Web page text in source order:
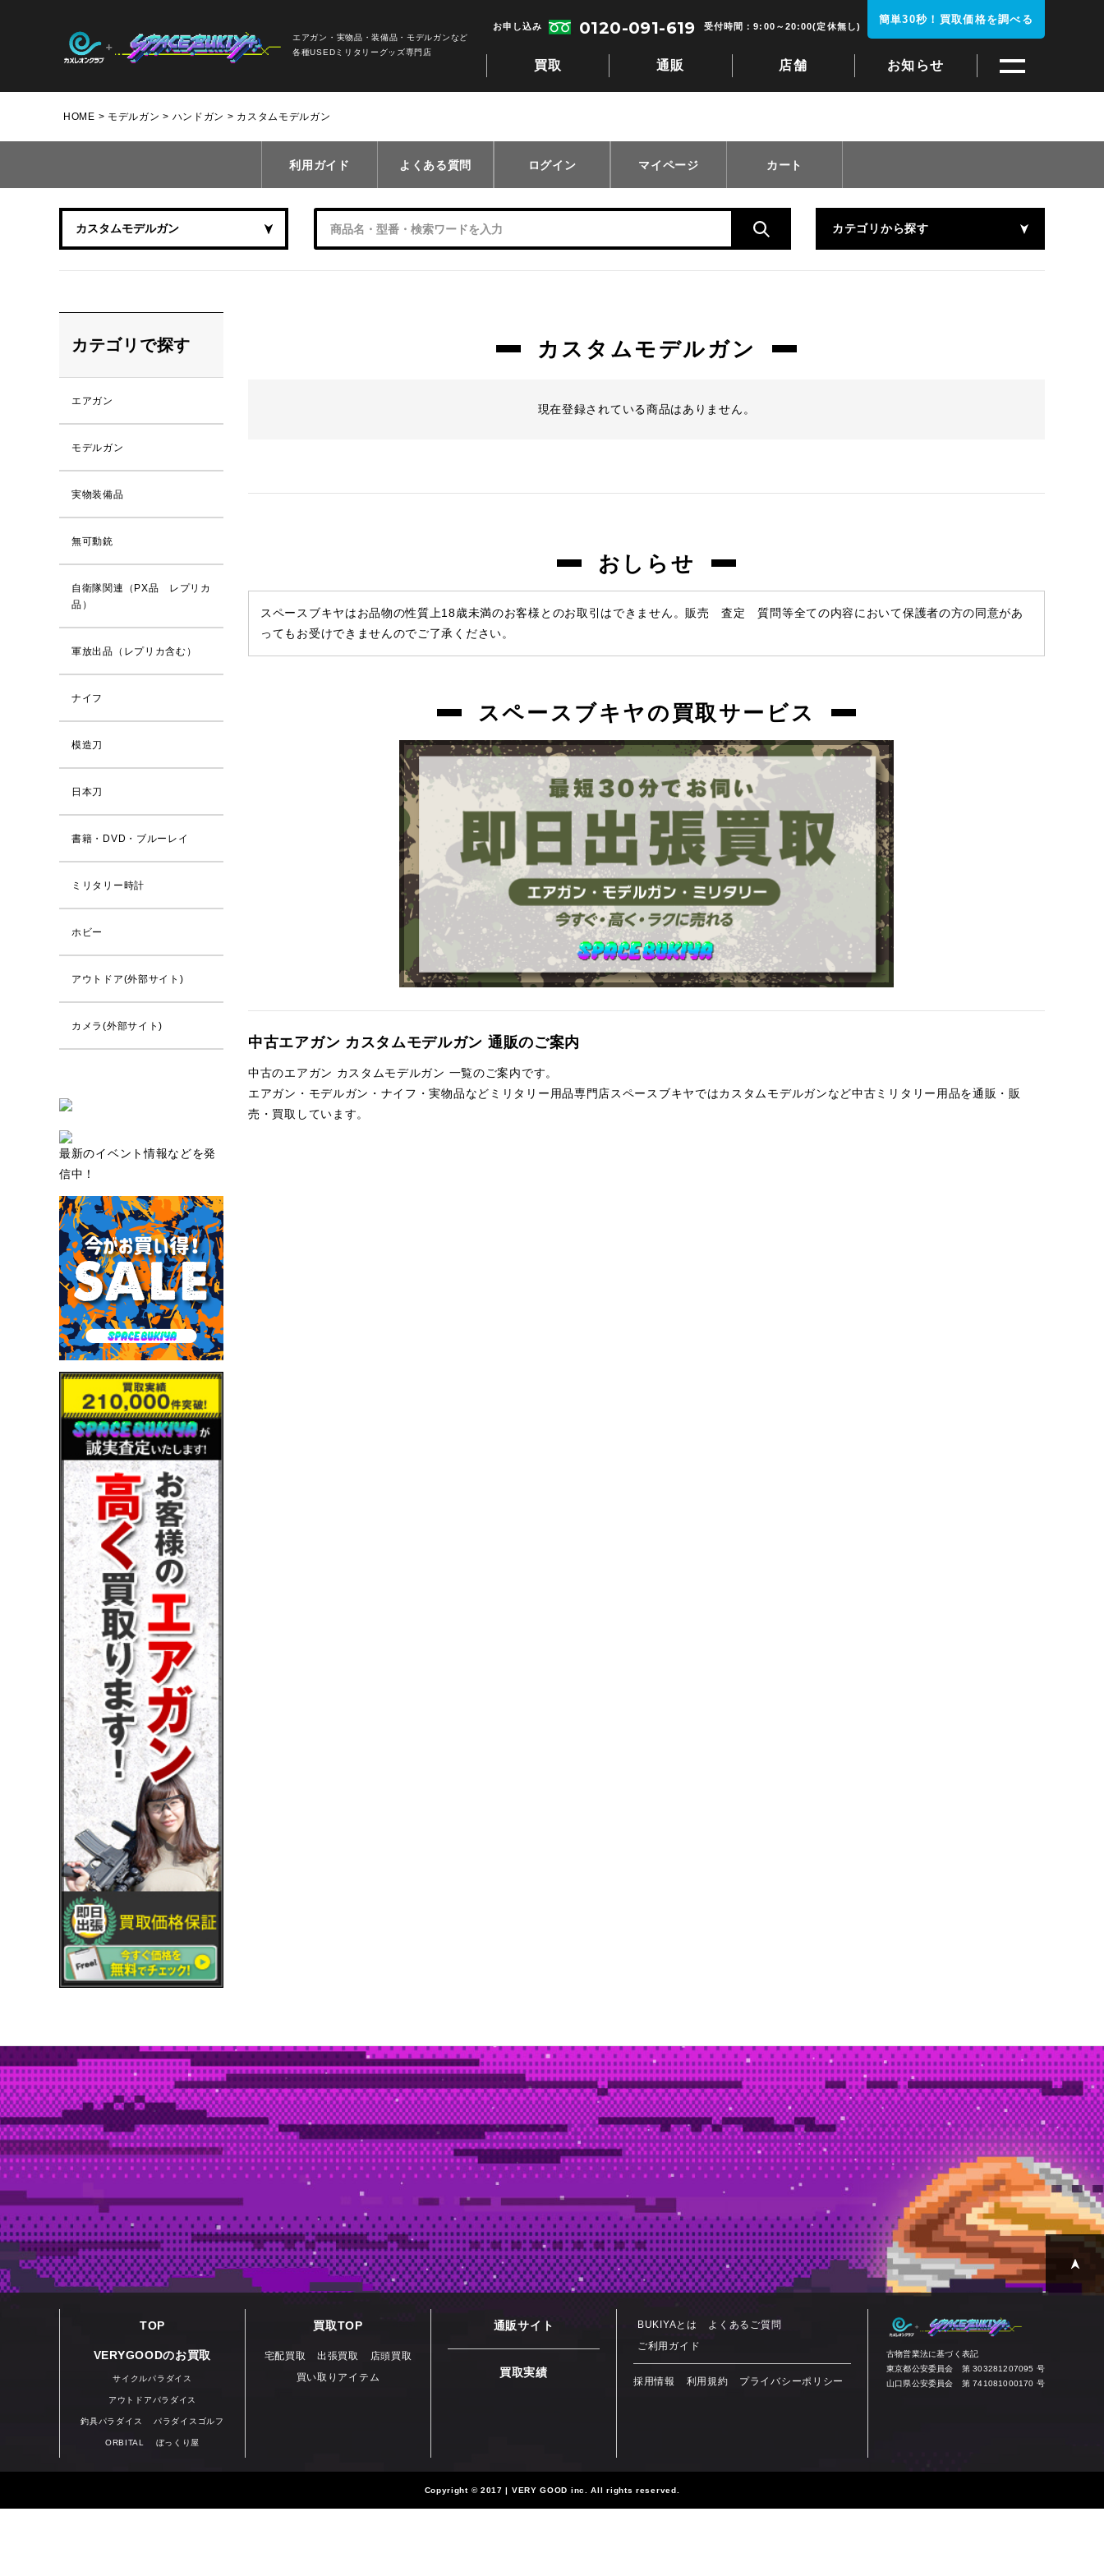
エアガン・実物品・装備品・モデルガンなど
各種USEDミリタリーグッズ専門店
買取 通販 店舗 お知らせ
お申し込み 0120-091-619 受付時間：9:00～20:00(定休無し)
簡単30秒！買取価格を調べる
HOME モデルガン ハンドガン カスタムモデルガン
利用ガイド よくある質問 ログイン マイページ カート
カテゴリから探す
カスタムモデルガン
現在登録されている商品はありません。
おしらせ
スペースブキヤはお品物の性質上18歳未満のお客様とのお取引はできません。販売 査定 質問等全ての内容において保護者の方の同意があ
ってもお受けできませんのでご了承ください。
スペースブキヤの買取サービス
中古エアガン カスタムモデルガン 通販のご案内
中古のエアガン カスタムモデルガン 一覧のご案内です。
エアガン・モデルガン・ナイフ・実物品などミリタリー用品専門店スペースブキヤではカスタムモデルガンなど中古ミリタリー用品を通販・販
売・買取しています。
カテゴリで探す
エアガン
モデルガン
実物装備品
無可動銃
自衛隊関連（PX品 レプリカ
品）
軍放出品（レプリカ含む）
ナイフ
模造刀
日本刀
書籍・DVD・ブルーレイ
ミリタリー時計
ホビー
アウトドア(外部サイト)
カメラ(外部サイト)
最新のイベント情報などを発
信中！
TOP
VERYGOODのお買取
サイクルパラダイス
アウトドアパラダイス
釣具パラダイス パラダイスゴルフ
ORBITAL ぼっくり屋
買取TOP
宅配買取 出張買取
店頭買取
買い取りアイテム
通販サイト
買取実績
BUKIYAとは
よくあるご質問
ご利用ガイド
採用情報 利用規約 プライバシーポリシー
古物営業法に基づく表記
東京都公安委員会 第 303281207095 号
山口県公安委員会 第 741081000170 号
Copyright ©2017 | VERY GOOD inc. All rights reserved.